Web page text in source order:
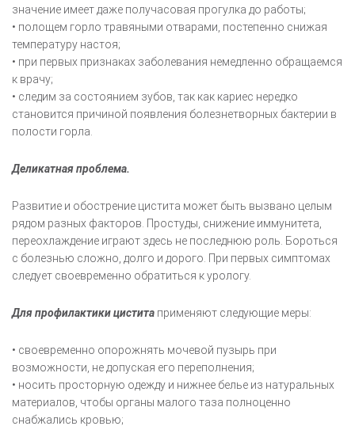
значение имеет даже получасовая прогулка до работы;
• полощем горло травяными отварами, постепенно снижая
температуру настоя;
• при первых признаках заболевания немедленно обращаемся
к врачу;
• следим за состоянием зубов, так как кариес нередко
становится причиной появления болезнетворных бактерии в
полости горла.
Деликатная проблема.
Развитие и обострение цистита может быть вызвано целым
рядом разных факторов. Простуды, снижение иммунитета,
переохлаждение играют здесь не последнюю роль. Бороться
с болезнью сложно, долго и дорого. При первых симптомах
следует своевременно обратиться к урологу.
Для профилактики цистита применяют следующие меры:
• своевременно опорожнять мочевой пузырь при
возможности, не допуская его переполнения;
• носить просторную одежду и нижнее белье из натуральных
материалов, чтобы органы малого таза полноценно
снабжались кровью;